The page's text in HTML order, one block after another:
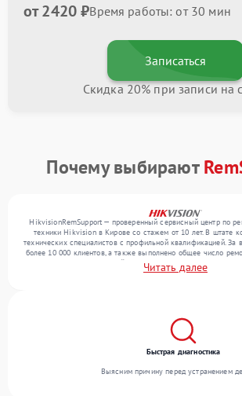
от 2420 ₽Время работы: от 30 мин
Записаться
Скидка 20% при записи на
Почему выбирают
HikvisionRemSupport — проверенный сервисный центр по
техники Hikvision в Кирове со стажем от 10 лет. В штате
технических специалистов с профильной квалификацией. За
более 10 000 клиентов, а также выполнено общее число
Ежемесячно в сервисный центр поступает более 300
устраняем поломки любой сложности и предлагаем
Читать далее
Быстрая диагностика
Выясним причину перед устранением